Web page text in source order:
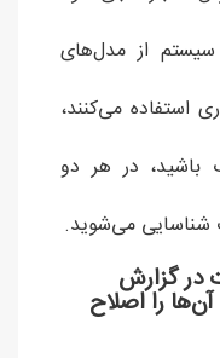
از مدل‌های
استفاده می‌کنند،
در هر دو
می‌شوید.
در گزارش
را اصلاح